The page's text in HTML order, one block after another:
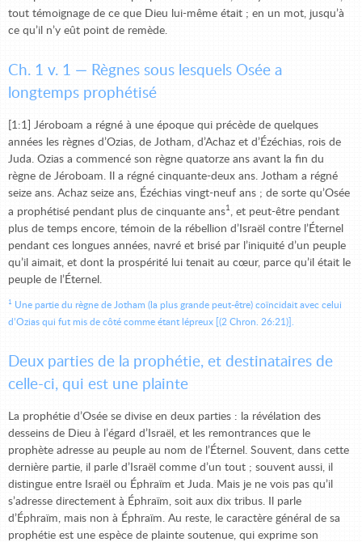
tout témoignage de ce que Dieu lui-même était ; en un mot, jusqu’à
ce qu’il n’y eût point de remède.
Ch. 1 v. 1 — Règnes sous lesquels Osée a
longtemps prophétisé
[1:1] Jéroboam a régné à une époque qui précède de quelques
années les règnes d’Ozias, de Jotham, d’Achaz et d’Ézéchias, rois de
Juda. Ozias a commencé son règne quatorze ans avant la fin du
règne de Jéroboam. Il a régné cinquante-deux ans. Jotham a régné
seize ans. Achaz seize ans, Ézéchias vingt-neuf ans ; de sorte qu’Osée
a prophétisé pendant plus de cinquante ans1
, et peut-être pendant
plus de temps encore, témoin de la rébellion d’Israël contre l’Éternel
pendant ces longues années, navré et brisé par l’iniquité d’un peuple
qu’il aimait, et dont la prospérité lui tenait au cœur, parce qu’il était le
peuple de l’Éternel.
1
Une partie du règne de Jotham (la plus grande peut-être) coïncidait avec celui
d’Ozias qui fut mis de côté comme étant lépreux [(2 Chron. 26:21)].
Deux parties de la prophétie, et destinataires de
celle-ci, qui est une plainte
La prophétie d’Osée se divise en deux parties : la révélation des
desseins de Dieu à l’égard d’Israël, et les remontrances que le
prophète adresse au peuple au nom de l’Éternel. Souvent, dans cette
dernière partie, il parle d’Israël comme d’un tout ; souvent aussi, il
distingue entre Israël ou Éphraïm et Juda. Mais je ne vois pas qu’il
s’adresse directement à Éphraïm, soit aux dix tribus. Il parle
d’Éphraïm, mais non à Éphraïm. Au reste, le caractère général de sa
prophétie est une espèce de plainte soutenue, qui exprime son